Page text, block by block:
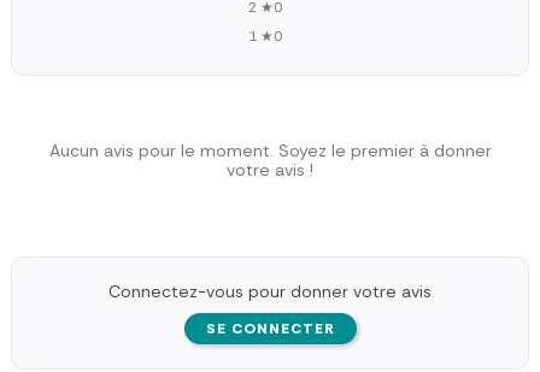
2 ★0
1 ★0
Aucun avis pour le moment. Soyez le premier à donner
votre avis !
Connectez-vous pour donner votre avis
SE CONNECTER